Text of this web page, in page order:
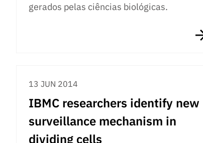
gerados pelas ciências biológicas.
13 JUN 2014
IBMC researchers identify new
surveillance mechanism in
dividing cells